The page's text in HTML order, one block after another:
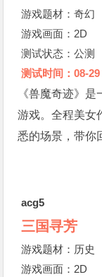
游戏题材：奇幻
游戏画面：2D
测试状态：公测
测试时间：08-
《兽魔奇迹》
游戏。全程美女
悉的场景，带你
acg5
三国寻芳
游戏题材：历史
游戏画面：2D